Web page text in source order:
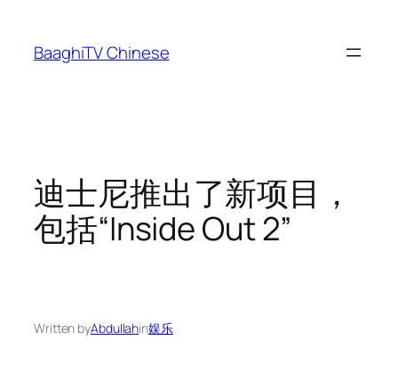
content
BaaghiTV Chinese
迪士尼推出了新项目，
包括“Inside Out 2”
Written byAbdullahin娱乐